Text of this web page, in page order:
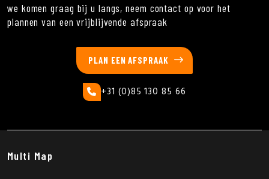
we komen graag bij u langs, neem contact op voor het
plannen van een vrijblijvende afspraak
PLAN EEN AFSPRAAK
+31 (0)85 130 85 66
Multi Map